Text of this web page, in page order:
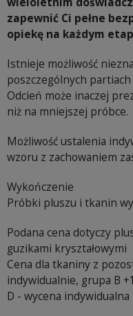
zapewnić Ci pełne
opiekę na każdym
Istnieje możliwość
poszczególnych
Odcień może inaczej
niż na mniejszej próbce.
Możliwość ustalenia
wzoru z zachowaniem
Wykończenie
Próbki pluszu i tkanin
Podana cena dotyczy
guzikami kryształowymi
Cena dla tkaniny z
indywidualnie, grupa B
D - wycena indywidualna